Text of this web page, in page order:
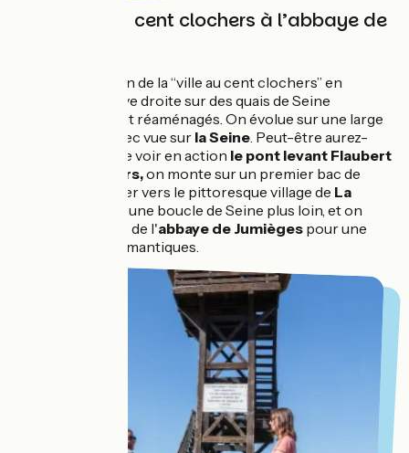
De la ville au cent clochers à l’abbaye de
Départ au carillon de la “ville au cent clochers” en
direction de la rive droite sur des quais de Seine
somptueusement réaménagés. On évolue sur une large
piste cyclable avec vue sur la Seine. Peut-être aurez-
vous la chance de voir en action le pont levant Flaubert
Sahurs,on monte sur un premier bac de
Seine pour voguer vers le pittoresque village de La
. 35 km et une boucle de Seine plus loin, et on
toque aux portes de l'abbaye de Jumièges pour une
visite des plus romantiques.